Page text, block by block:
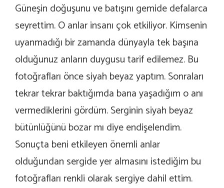
Güneşin doğuşunu ve batışını gemide defalarca
seyrettim. O anlar insanı çok etkiliyor. Kimsenin
uyanmadığı bir zamanda dünyayla tek başına
olduğunuz anların duygusu tarif edilemez. Bu
fotoğrafları önce siyah beyaz yaptım. Sonraları
tekrar tekrar baktığımda bana yaşadığım o anı
vermediklerini gördüm. Serginin siyah beyaz
bütünlüğünü bozar mı diye endişelendim.
Sonuçta beni etkileyen önemli anlar
olduğundan sergide yer almasını istediğim bu
fotoğrafları renkli olarak sergiye dahil ettim.